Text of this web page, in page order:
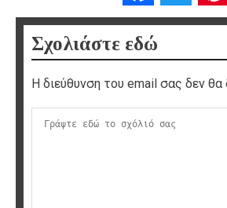
Σχολιάστε εδώ
Η διεύθυνση του email σας δεν θα